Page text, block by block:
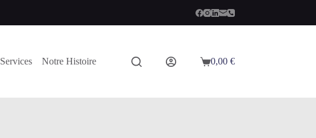
Services Notre Histoire
Panier
0,00 €